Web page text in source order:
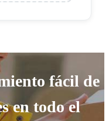
fácil de
en todo el